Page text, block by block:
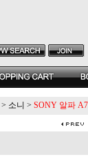
> 소니 > SONY 알파